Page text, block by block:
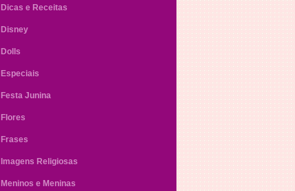
Dicas e Receitas
Disney
Dolls
Especiais
Festa Junina
Flores
Frases
Imagens Religiosas
Meninos e Meninas